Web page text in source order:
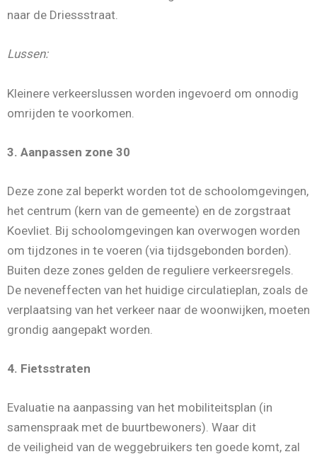
naar de Driessstraat.
Lussen:
Kleinere verkeerslussen worden ingevoerd om onnodig
omrijden te voorkomen.
3. Aanpassen zone 30
Deze zone zal beperkt worden tot de schoolomgevingen,
het centrum (kern van de gemeente) en de zorgstraat
Koevliet. Bij schoolomgevingen kan overwogen worden
om tijdzones in te voeren (via tijdsgebonden borden).
Buiten deze zones gelden de reguliere verkeersregels.
De neveneffecten van het huidige circulatieplan, zoals de
verplaatsing van het verkeer naar de woonwijken, moeten
grondig aangepakt worden.
4. Fietsstraten
Evaluatie na aanpassing van het mobiliteitsplan (in
samenspraak met de buurtbewoners). Waar dit
de veiligheid van de weggebruikers ten goede komt, zal